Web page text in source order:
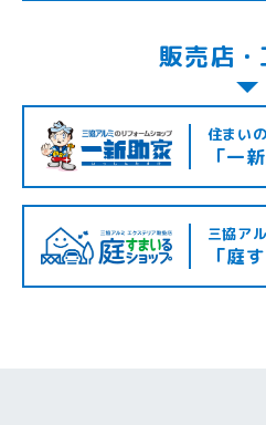
販売店
住まい
「一
三協ア
「庭